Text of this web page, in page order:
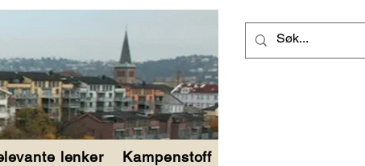
lenker Kampenstoff